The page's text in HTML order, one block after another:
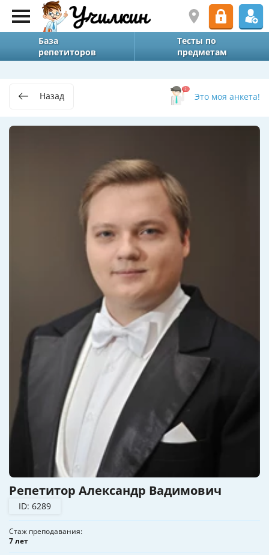
База
репетиторов
Тесты по
предметам
Назад Это моя анкета!
Репетитор Александр Вадимович
ID: 6289
Стаж преподавания
7 лет